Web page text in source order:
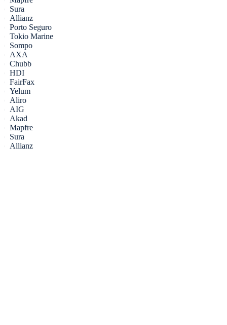
Sura
Allianz
Porto Seguro
Tokio Marine
Sompo
AXA
Chubb
HDI
FairFax
Yelum
Aliro
AIG
Akad
Mapfre
Sura
Allianz